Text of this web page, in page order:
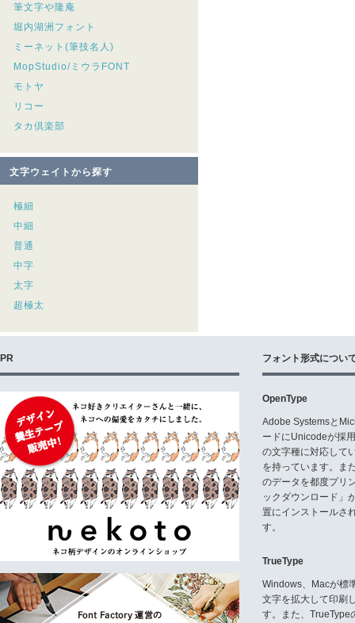
筆文字や隆庵
堀内湖洲フォント
ミーネット(筆技名人)
MopStudio/ミウラFONT
モトヤ
リコー
タカ倶楽部
文字ウェイトから探す
極細
中細
普通
中字
太字
超極太
PR フォント形式につい
OpenType
Adobe Systemsと
ードにUnicodeが採
の文字種に対応して
を持っています。ま
のデータを都度プリ
ックダウンロード」
置にインストールさ
す。
TrueType
Windows、Macが標
文字を拡大して印刷
す。また、TrueType